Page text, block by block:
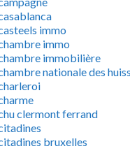
immo
immo
immobilière
nationale des
clermont ferrand
bruxelles